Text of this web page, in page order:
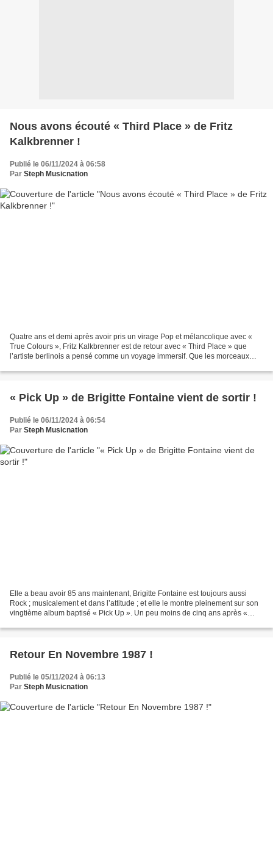
Nous avons écouté « Third Place » de Fritz
Kalkbrenner !
Publié le 06/11/2024 à 06:58
Par Steph Musicnation
Quatre ans et demi après avoir pris un virage Pop et mélancolique avec «
True Colours », Fritz Kalkbrenner est de retour avec « Third Place » que
l’artiste berlinois a pensé comme un voyage immersif. Que les morceaux
« Pick Up » de Brigitte Fontaine vient de sortir !
Publié le 06/11/2024 à 06:54
Par Steph Musicnation
Elle a beau avoir 85 ans maintenant, Brigitte Fontaine est toujours aussi
Rock ; musicalement et dans l’attitude ; et elle le montre pleinement sur son
vingtième album baptisé « Pick Up ». Un peu moins de cinq ans après «
Retour En Novembre 1987 !
Publié le 05/11/2024 à 06:13
Par Steph Musicnation